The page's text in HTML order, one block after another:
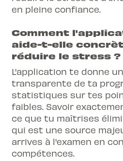
en pleine confiance.
Comment
aide-t-elle
réduire le stress ?
L'application te donne
transparente de ta
statistiques sur tes
faibles. Savoir
ce que tu maîtrises
qui est une source
arrives à l'examen en
compétences.